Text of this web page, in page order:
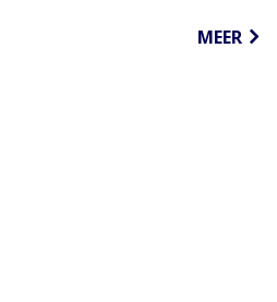
MEER